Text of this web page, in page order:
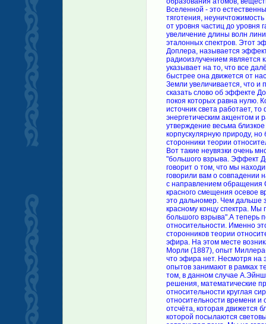
Вселенной - это
тяготения,
от уровня частиц до уровня
увеличение длины волн
эталонных спектров. Этот
Доплера, называется
радиоизлучением является
указывает на то, что все
быстрее она движется от
Земли увеличивается, что
сказать слово об эффекте
покоя которых равна нулю.
источник света работает,
энергетическим акцентом и
утверждение весьма
корпускулярную природу,
сторонники теории
Вот такие неувязки очень
"большого взрыва. Эффект
говорит о том, что мы
говорили вам о
с направлением обращения
красного смещения осевое
это дальномер. Чем дальше
красному концу спектра. Мы
большого взрыва".А теперь
относительности. Именно
сторонников теории
эфира. На этом месте
Морли (1887), опыт
что эфира нет. Несмотря на
опытов занимают в рамках
том, в данном случае
решения, математические
относительности круглая
относительности времени
отсчёта, которая движется
которой посылаются